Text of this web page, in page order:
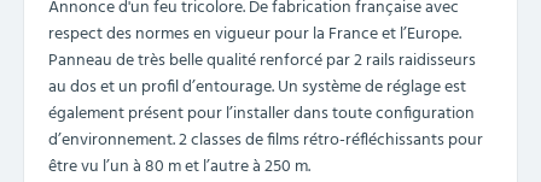
Annonce d'un feu tricolore. De fabrication française avec
respect des normes en vigueur pour la France et l’Europe.
Panneau de très belle qualité renforcé par 2 rails raidisseurs
au dos et un profil d’entourage. Un système de réglage est
également présent pour l’installer dans toute configuration
d’environnement. 2 classes de films rétro-réfléchissants pour
être vu l’un à 80 m et l’autre à 250 m.